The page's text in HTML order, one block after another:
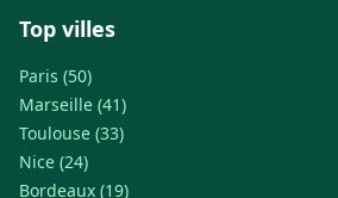
Top villes
Paris (50)
Marseille (41)
Toulouse (33)
Nice (24)
Bordeaux (19)